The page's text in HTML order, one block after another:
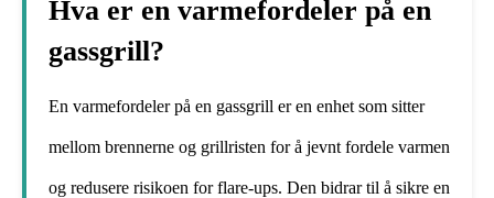
Hva er en varmefordeler på en
gassgrill?
En varmefordeler på en gassgrill er en enhet som sitter
mellom brennerne og grillristen for å jevnt fordele varmen
og redusere risikoen for flare-ups. Den bidrar til å sikre en